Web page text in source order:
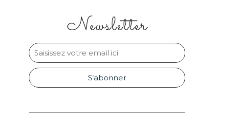
Newsletter